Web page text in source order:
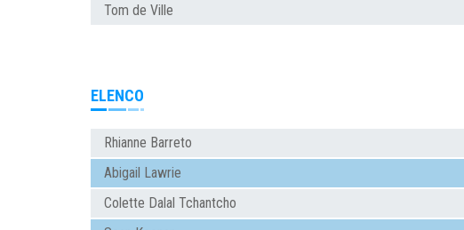
Tom de Ville
ELENCO
Rhianne Barreto
Abigail Lawrie
Colette Dalal Tchantcho